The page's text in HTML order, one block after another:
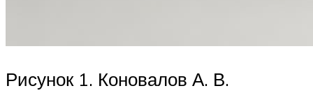
Рисунок 1. Коновалов А. В.